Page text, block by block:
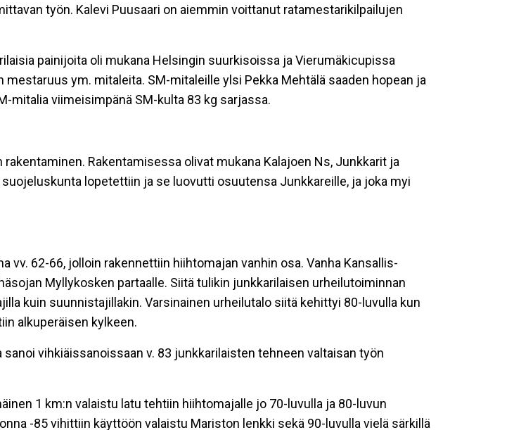
työn. Kalevi Puusaari on aiemmin voittanut ratamestarikilpailujen
painijoita oli mukana Helsingin suurkisoissa ja Vierumäkicupissa
ym. mitaleita. SM-mitaleille ylsi Pekka Mehtälä saaden hopean ja
mitalia viimeisimpänä SM-kulta 83 kg sarjassa.
Rakentamisessa olivat mukana Kalajoen Ns, Junkkarit ja
lopetettiin ja se luovutti osuutensa Junkkareille, ja joka myi
vv. 62-66, jolloin rakennettiin hiihtomajan vanhin osa. Vanha Kansallis-
Myllykosken partaalle. Siitä tulikin junkkarilaisen urheilutoiminnan
kuin suunnistajillakin. Varsinainen urheilutalo siitä kehittyi 80-luvulla kun
alkuperäisen kylkeen.
vihkiäissanoissaan v. 83 junkkarilaisten tehneen valtaisan työn
1 km:n valaistu latu tehtiin hiihtomajalle jo 70-luvulla ja 80-luvun
-85 vihittiin käyttöön valaistu Mariston lenkki sekä 90-luvulla vielä särkillä